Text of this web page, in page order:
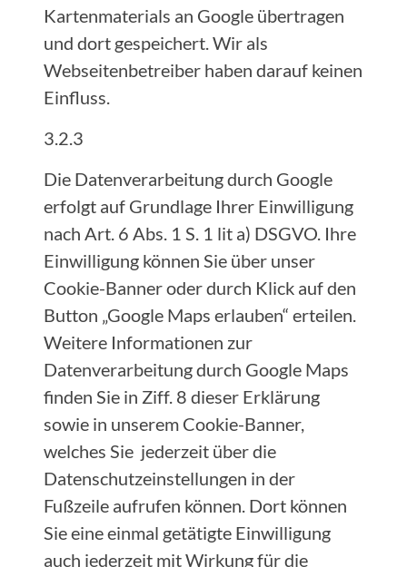
Kartenmaterials an Google übertragen
und dort gespeichert. Wir als
Webseitenbetreiber haben darauf keinen
Einfluss.
3.2.3
Die Datenverarbeitung durch Google
erfolgt auf Grundlage Ihrer Einwilligung
nach Art. 6 Abs. 1 S. 1 lit a) DSGVO. Ihre
Einwilligung können Sie über unser
Cookie-Banner oder durch Klick auf den
Button „Google Maps erlauben“ erteilen.
Weitere Informationen zur
Datenverarbeitung durch Google Maps
finden Sie in Ziff. 8 dieser Erklärung
sowie in unserem Cookie-Banner,
welches Sie jederzeit über die
Datenschutzeinstellungen in der
Fußzeile aufrufen können. Dort können
Sie eine einmal getätigte Einwilligung
auch jederzeit mit Wirkung für die